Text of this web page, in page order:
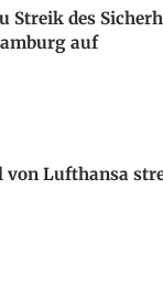
Streik des
auf
von Lufthansa